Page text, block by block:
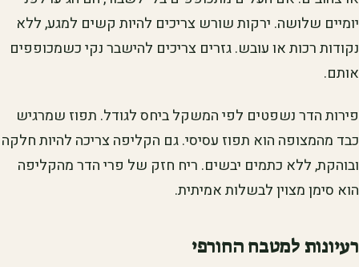
יומיים שלושה. ירקות שורש צריכים להיות קשים למגע, ללא
נקודות רכות או עובש. גזרים צריכים להישבר נקי כשמכופפים
אותם.
פירות הדר נשפטים לפי המשקל ביחס לגודל. תפוז שמרגיש
כבד מהמצופה הוא תפוז עסיסי. גם הקליפה צריכה להיות חלקה
ובוהקת, ללא כתמים יבשים. ריח חזק של פרי הדר מהקליפה
הוא סימן מצוין לבשלות אמיתית.
רעיונות למטבח החורפי